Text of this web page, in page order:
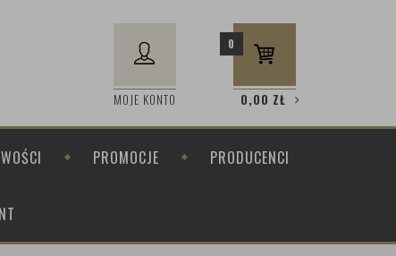
MOJE KONTO
0
0,00 ZŁ
PROMOCJE PRODUCENCI